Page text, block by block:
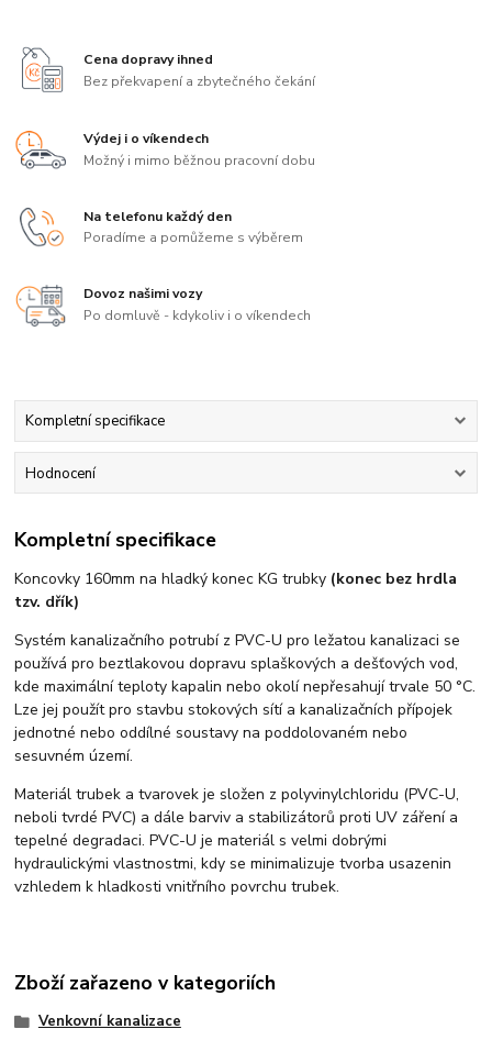
Cena dopravy ihned
Bez překvapení a zbytečného čekání
Výdej i o víkendech
Možný i mimo běžnou pracovní dobu
Na telefonu každý den
Poradíme a pomůžeme s výběrem
Dovoz našimi vozy
Po domluvě - kdykoliv i o víkendech
Kompletní specifikace
Hodnocení
Kompletní specifikace
Koncovky 160mm na hladký konec KG trubky (konec bez hrdla
tzv. dřík)
Systém kanalizačního potrubí z PVC-U pro ležatou kanalizaci se
používá pro beztlakovou dopravu splaškových a dešťových vod,
kde maximální teploty kapalin nebo okolí nepřesahují trvale 50 °C.
Lze jej použít pro stavbu stokových sítí a kanalizačních přípojek
jednotné nebo oddílné soustavy na poddolovaném nebo
sesuvném území.
Materiál trubek a tvarovek je složen z polyvinylchloridu (PVC-U,
neboli tvrdé PVC) a dále barviv a stabilizátorů proti UV záření a
tepelné degradaci. PVC-U je materiál s velmi dobrými
hydraulickými vlastnostmi, kdy se minimalizuje tvorba usazenin
vzhledem k hladkosti vnitřního povrchu trubek.
Zboží zařazeno v kategoriích
Venkovní kanalizace